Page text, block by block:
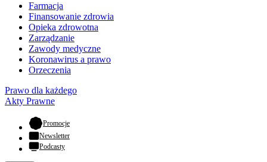
Farmacja
Finansowanie zdrowia
Opieka zdrowotna
Zarządzanie
Zawody medyczne
Koronawirus a prawo
Orzeczenia
Prawo dla każdego
Akty Prawne
Promocje- otwiera się w nowej karcie
Newsletter
Podcasty